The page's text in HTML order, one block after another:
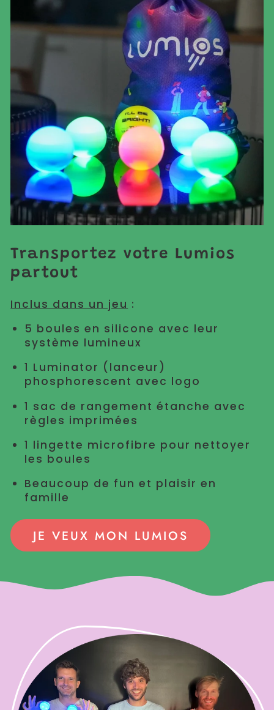
Transportez votre Lumios
partout
Inclus dans un jeu :
5 boules en silicone avec leur
système lumineux
1 Luminator (lanceur)
phosphorescent avec logo
1 sac de rangement étanche avec
règles imprimées
1 lingette microfibre pour nettoyer
les boules
Beaucoup de fun et plaisir en
famille
JE VEUX MON LUMIOS